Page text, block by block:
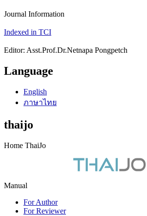
Journal Information
Indexed in TCI
Editor: Asst.Prof.Dr.Netnapa Pongpetch
Language
English
ภาษาไทย
thaijo
Home ThaiJo
Manual
For Author
For Reviewer